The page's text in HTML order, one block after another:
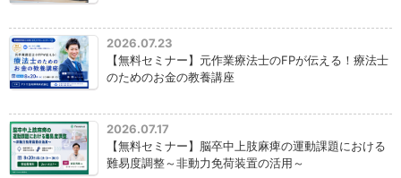
2026.07.23
【無料セミナー】元作業療法士のFPが伝える！療法士
のためのお金の教養講座
2026.07.17
【無料セミナー】脳卒中上肢麻痺の運動課題における
難易度調整～非動力免荷装置の活用～